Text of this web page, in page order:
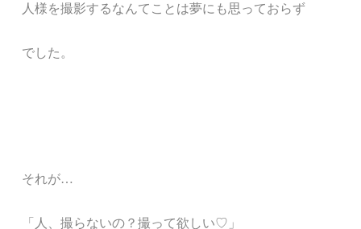
人様を撮影するなんてことは夢にも思っておらず
でした。
それが…
「人、撮らないの？撮って欲しい♡」